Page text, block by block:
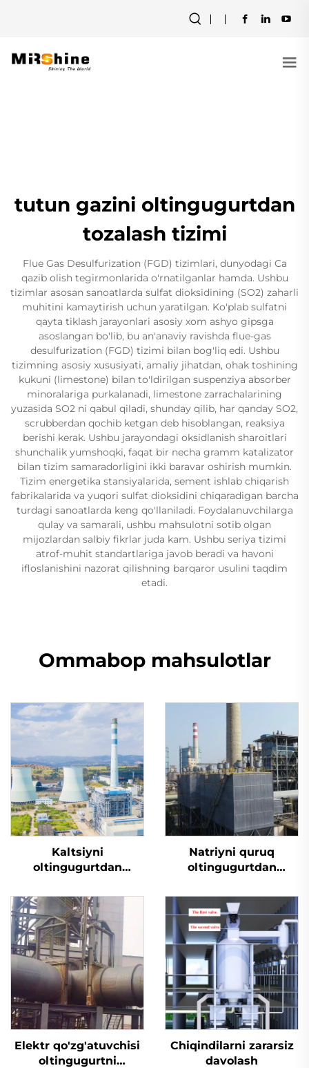
tutun gazini oltingugurtdan
tozalash tizimi
Flue Gas Desulfurization (FGD) tizimlari, dunyodagi Ca
qazib olish tegirmonlarida o'rnatilganlar hamda. Ushbu
tizimlar asosan sanoatlarda sulfat dioksidining (SO2) zaharli
muhitini kamaytirish uchun yaratilgan. Ko'plab sulfatni
qayta tiklash jarayonlari asosiy xom ashyo gipsga
asoslangan bo'lib, bu an'anaviy ravishda flue-gas
desulfurization (FGD) tizimi bilan bog'liq edi. Ushbu
tizimning asosiy xususiyati, amaliy jihatdan, ohak toshining
kukuni (limestone) bilan to'ldirilgan suspenziya absorber
minoralariga purkalanadi, limestone zarrachalarining
yuzasida SO2 ni qabul qiladi, shunday qilib, har qanday SO2,
scrubberdan qochib ketgan deb hisoblangan, reaksiya
berishi kerak. Ushbu jarayondagi oksidlanish sharoitlari
shunchalik yumshoqki, faqat bir necha gramm katalizator
bilan tizim samaradorligini ikki baravar oshirish mumkin.
Tizim energetika stansiyalarida, sement ishlab chiqarish
fabrikalarida va yuqori sulfat dioksidini chiqaradigan barcha
turdagi sanoatlarda keng qo'llaniladi. Foydalanuvchilarga
qulay va samarali, ushbu mahsulotni sotib olgan
mijozlardan salbiy fikrlar juda kam. Ushbu seriya tizimi
atrof-muhit standartlariga javob beradi va havoni
ifloslanishini nazorat qilishning barqaror usulini taqdim
etadi.
Ommabop mahsulotlar
Kaltsiyni
oltingugurtdan
Natriyni quruq
oltingugurtdan
Elektr qo'zg'atuvchisi
oltingugurtni
Chiqindilarni zararsiz
davolash